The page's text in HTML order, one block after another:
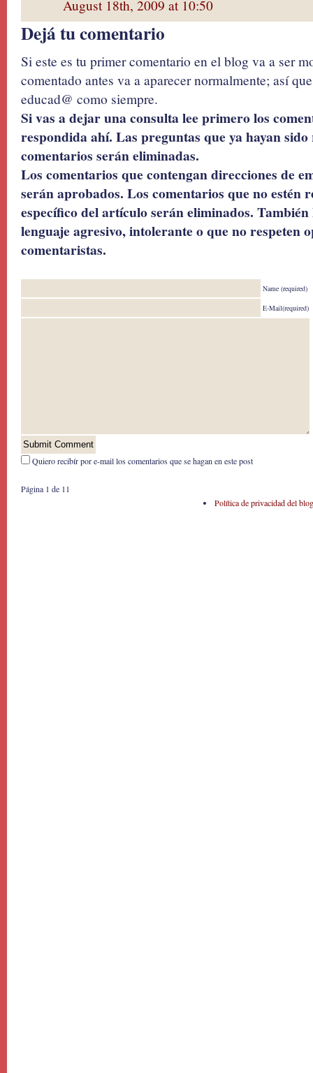
August 18th, 2009 at 10:50
Dejá tu comentario
Si este es tu primer comentario en el blog va a ser
comentado antes va a aparecer normalmente; así
educad@ como siempre.
Si vas a dejar una consulta lee primero los
respondida ahí. Las preguntas que ya hayan
comentarios serán eliminadas.
Los comentarios que contengan direcciones de
serán aprobados. Los comentarios que no estén
específico del artículo serán eliminados.
lenguaje agresivo, intolerante o que no respeten
comentaristas.
Name (required)
E-Mail(required)
Quiero recibír por e-mail los comentarios que se hagan en este post
Página 1 de 1 1
Política de privacidad del